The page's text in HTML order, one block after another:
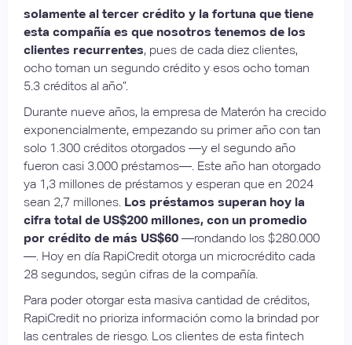
solamente al tercer crédito y la fortuna que tiene
esta compañía es que nosotros tenemos de los
clientes recurrentes, pues de cada diez clientes,
ocho toman un segundo crédito y esos ocho toman
5.3 créditos al año”.
Durante nueve años, la empresa de Materón ha crecido
exponencialmente, empezando su primer año con tan
solo 1.300 créditos otorgados —y el segundo año
fueron casi 3.000 préstamos—. Este año han otorgado
ya 1,3 millones de préstamos y esperan que en 2024
sean 2,7 millones. Los préstamos superan hoy la
cifra total de US$200 millones, con un promedio
por crédito de más US$60 —rondando los $280.000
—. Hoy en día RapiCredit otorga un microcrédito cada
28 segundos, según cifras de la compañía.
Para poder otorgar esta masiva cantidad de créditos,
RapiCredit no prioriza información como la brindad por
las centrales de riesgo. Los clientes de esta fintech